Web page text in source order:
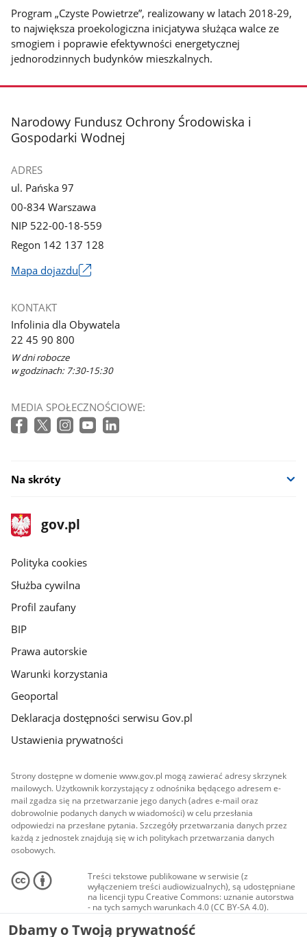
Program „Czyste Powietrze”, realizowany w latach 2018-29,
to największa proekologiczna inicjatywa służąca walce ze
smogiem i poprawie efektywności energetycznej
jednorodzinnych budynków mieszkalnych.
stopka
Narodowy Fundusz Ochrony Środowiska i
Gospodarki Wodnej
ADRES
ul. Pańska 97
00-834 Warszawa
NIP 522-00-18-559
Regon 142 137 128
Mapa dojazdu
się
w
nowym
oknie
KONTAKT
Infolinia dla Obywatela
22 45 90 800
W dni robocze
w godzinach: 7:30-15:30
MEDIA SPOŁECZNOŚCIOWE:
Na skróty
stopka
gov.pl
Strona
gov.pl
gov.pl
Polityka cookies
Służba cywilna
Profil zaufany
BIP
Prawa autorskie
Warunki korzystania
Geoportal
Deklaracja dostępności serwisu Gov.pl
Ustawienia prywatności
Strony dostępne w domenie www.gov.pl mogą zawierać adresy skrzynek
mailowych. Użytkownik korzystający z odnośnika będącego adresem e-
mail zgadza się na przetwarzanie jego danych (adres e-mail oraz
dobrowolnie podanych danych w wiadomości) w celu przesłania
odpowiedzi na przesłane pytania. Szczegóły przetwarzania danych przez
każdą z jednostek znajdują się w ich politykach przetwarzania danych
osobowych.
Treści tekstowe publikowane w serwisie (z
wyłączeniem treści audiowizualnych), są udostępniane
na licencji typu Creative Commons: uznanie autorstwa
- na tych samych warunkach 4.0 (CC BY-SA 4.0).
Materiały audiowizualne, w tym zdjęcia, materiały
audio i wideo, są udostępniane na licencji typu
Dbamy o Twoją prywatność